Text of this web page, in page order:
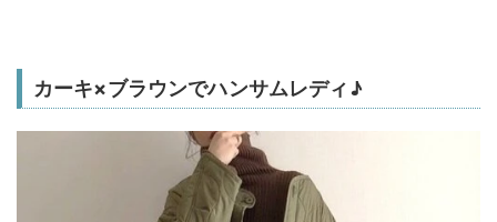
カーキ×ブラウンでハンサムレディ♪